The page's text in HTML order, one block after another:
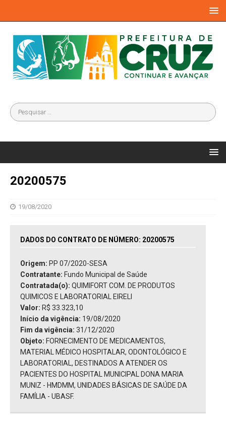
20200575
19/08/2020
DADOS DO CONTRATO DE NÚMERO: 20200575
Origem: PP 07/2020-SESA
Contratante: Fundo Municipal de Saúde
Contratada(o): QUIMIFORT COM. DE PRODUTOS
QUIMICOS E LABORATORIAL EIRELI
Valor: R$ 33.323,10
Início da vigência: 19/08/2020
Fim da vigência: 31/12/2020
Objeto: FORNECIMENTO DE MEDICAMENTOS,
MATERIAL MÉDICO HOSPITALAR, ODONTOLÓGICO E
LABORATORIAL, DESTINADOS A ATENDER OS
PACIENTES DO HOSPITAL MUNICIPAL DONA MARIA
MUNIZ - HMDMM, UNIDADES BÁSICAS DE SAÚDE DA
FAMÍLIA - UBASF.